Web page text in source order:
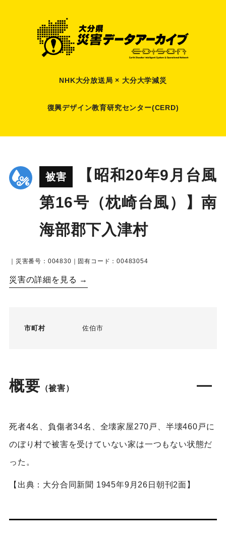
NHK大分放送局 × 大分大学減災
復興デザイン教育研究センター(CERD)
被害
【昭和20年9月台風
第16号（枕崎台風）】南
海部郡下入津村
｜災害番号：004830｜固有コード：00483054
災害の詳細を見る →
市町村 佐伯市
概要 （被害）
死者4名、負傷者34名、全壊家屋270戸、半壊460戸に
のぼり村で被害を受けていない家は一つもない状態だ
った。
【出典：大分合同新聞 1945年9月26日朝刊2面】